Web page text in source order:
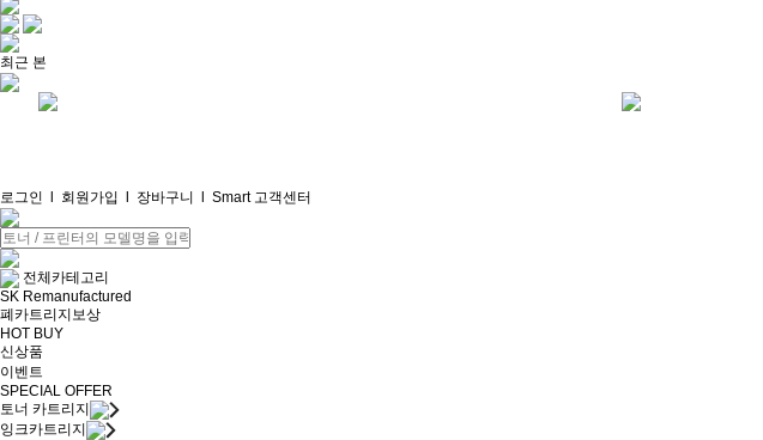
최근 본
로그인 회원가입 장바구니 Smart 고객센터
전체카테고리
SK Remanufactured
폐카트리지보상
HOT BUY
신상품
이벤트
SPECIAL OFFER
토너 카트리지
잉크카트리지